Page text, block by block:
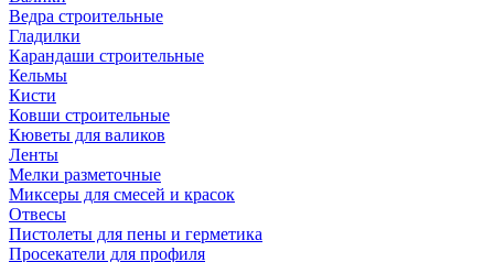
Ведра строительные
Гладилки
Карандаши строительные
Кельмы
Кисти
Ковши строительные
Кюветы для валиков
Ленты
Мелки разметочные
Миксеры для смесей и красок
Отвесы
Пистолеты для пены и герметика
Просекатели для профиля